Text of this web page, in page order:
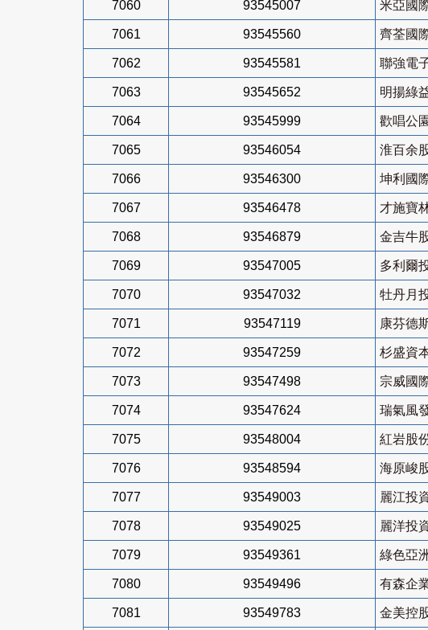
7060 93545007 米亞國
7061 93545560 齊荃國
7062 93545581 聯強電
7063 93545652 明揚綠
7064 93545999 歡唱公
7065 93546054 淮百余
7066 93546300 坤利國
7067 93546478 才施寶
7068 93546879 金吉牛
7069 93547005 多利爾
7070 93547032 牡丹月
7071 93547119 康芬德
7072 93547259 杉盛資
7073 93547498 宗威國
7074 93547624 瑞氣風
7075 93548004 紅岩股
7076 93548594 海原峻
7077 93549003 麗江投
7078 93549025 麗洋投
7079 93549361 綠色亞
7080 93549496 有森企
7081 93549783 金美控